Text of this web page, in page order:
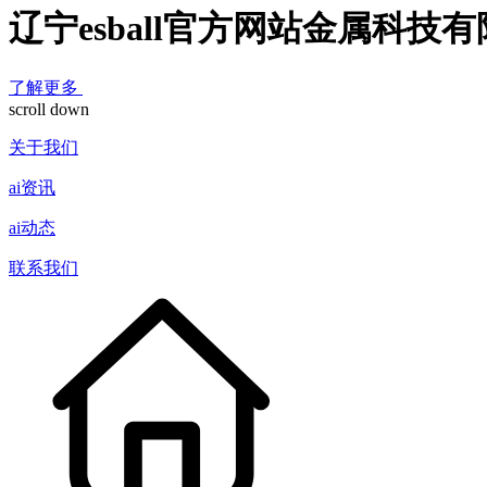
辽宁esball官方网站金属科技有
了解更多
scroll down
关于我们
ai资讯
ai动态
联系我们